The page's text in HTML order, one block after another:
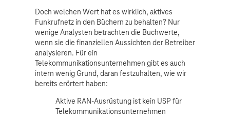
Doch welchen Wert hat es wirklich, aktives
Funkrufnetz in den Büchern zu behalten? Nur
wenige Analysten betrachten die Buchwerte,
wenn sie die finanziellen Aussichten der Betreiber
analysieren. Für ein
Telekommunikationsunternehmen gibt es auch
intern wenig Grund, daran festzuhalten, wie wir
bereits erörtert haben:
Aktive RAN-Ausrüstung ist kein USP für
Telekommunikationsunternehmen